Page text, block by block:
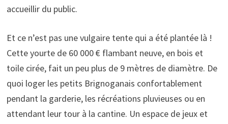
accueillir du public.
Et ce n’est pas une vulgaire tente qui a été plantée là !
Cette yourte de 60 000 € flambant neuve, en bois et
toile cirée, fait un peu plus de 9 mètres de diamètre. De
quoi loger les petits Brignoganais confortablement
pendant la garderie, les récréations pluvieuses ou en
attendant leur tour à la cantine. Un espace de jeux et